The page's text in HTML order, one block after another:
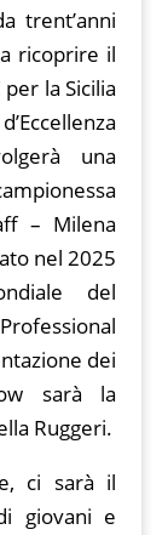
trent’anni
ricoprire il
la Sicilia
una
– Milena
nel 2025
del
dei
sarà la
Ruggeri.
ci sarà il
giovani e